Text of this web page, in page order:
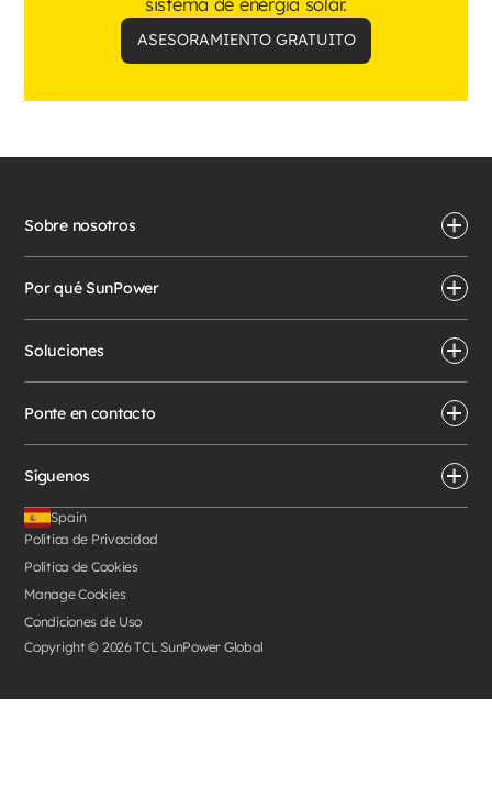
ASESORAMIENTO GRATUITO
Sobre nosotros
Por qué SunPower
Soluciones
Ponte en contacto
Síguenos
Política de Privacidad
Política de Cookies
Manage Cookies
Condiciones de Uso
Copyright © 2026 TCL SunPower Global
Spain